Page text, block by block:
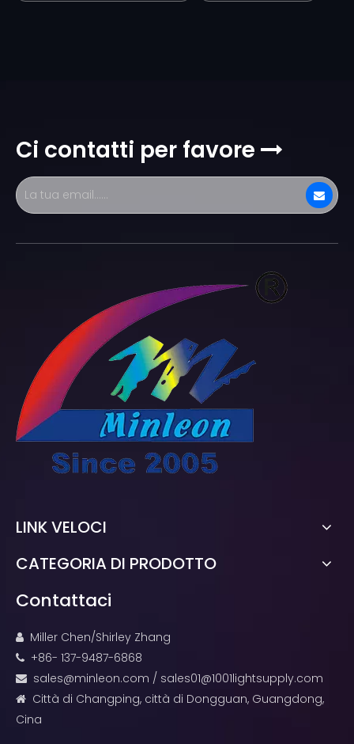
Ci contatti per favore 
LINK VELOCI
CATEGORIA DI PRODOTTO
Contattaci
 Miller Chen/Shirley Zhang
 +86- 137-9487-6868
 sales@minleon.com / sales01@1001lightsupply.com

Città di Changping, città di Dongguan, Guangdong,
Cina